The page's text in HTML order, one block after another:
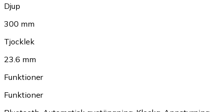
Djup
300 mm
Tjocklek
23.6 mm
Funktioner
Funktioner